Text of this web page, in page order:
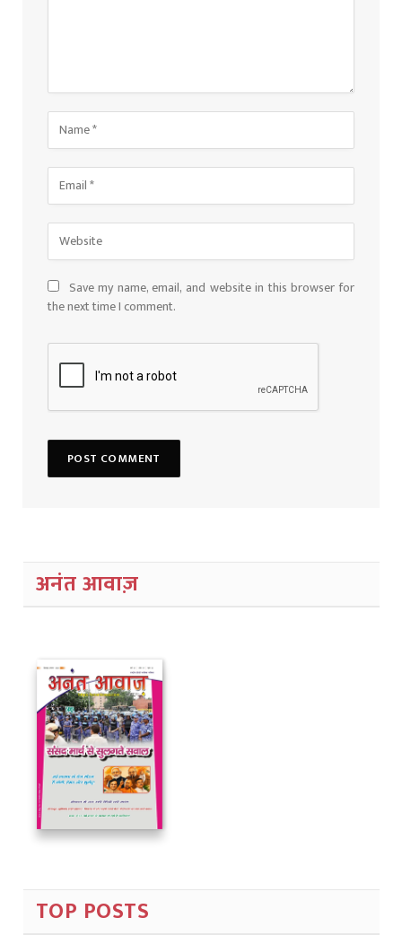
Save my name, email, and website in this browser for
the next time I comment.
अनंत आवाज़
TOP POSTS